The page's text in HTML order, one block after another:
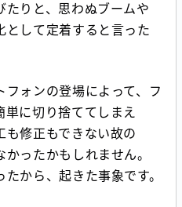
たりと、思わぬブームや
として定着すると言った
ォンの登場によって、フ
単に切り捨ててしまえ
も修正もできない故の
かったかもしれません。
から、起きた事象です。